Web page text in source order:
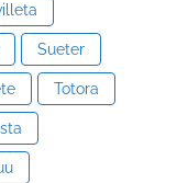
Sueter
Totora